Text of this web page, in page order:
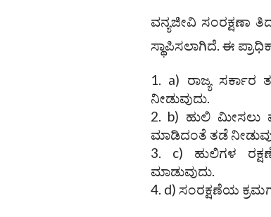
ವನ್ಯಜೀವಿ ಸಂರಕ್ಷಣಾ
ಸ್ಥಾಪಿಸಲಾಗಿದೆ. ಈ
a) ರಾಜ್ಯ
ನೀಡುವುದು.
b) ಹುಲಿ ಮೀಸಲು
ಮಾಡಿದಂತೆ ತಡೆ
c) ಹುಲಿಗಳ
ಮಾಡುವುದು.
d) ಸಂರಕ್ಷಣೆಯ